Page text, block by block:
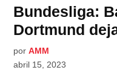
Bundesliga:
Dortmund
por AMM
abril 15, 2023